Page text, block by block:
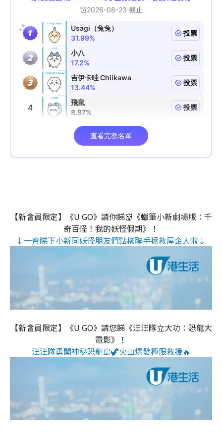
【新會員限定】《U GO》請你睇👹《蠟筆小新劇場版：千
奇百怪！我的妖怪假期》！
↓一齊睇下小新同妖怪朋友們點樣聯手拯救屋企人啦↓
【新會員限定】《U GO》請您睇《汪汪隊立大功：恐龍大
電影》！
汪汪隊勇闖神秘恐龍島🦖火山爆發極限救援🔥